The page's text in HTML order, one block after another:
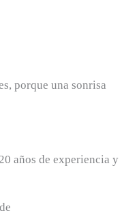
porque una sonrisa
años de experiencia y